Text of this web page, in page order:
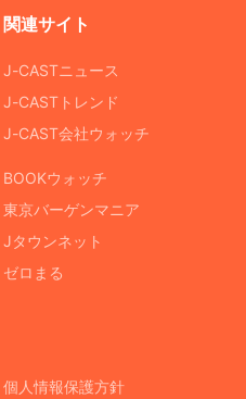
関連サイト
J-CASTニュース
J-CASTトレンド
J-CAST会社ウォッチ
BOOKウォッチ
東京バーゲンマニア
Jタウンネット
ゼロまる
個人情報保護方針